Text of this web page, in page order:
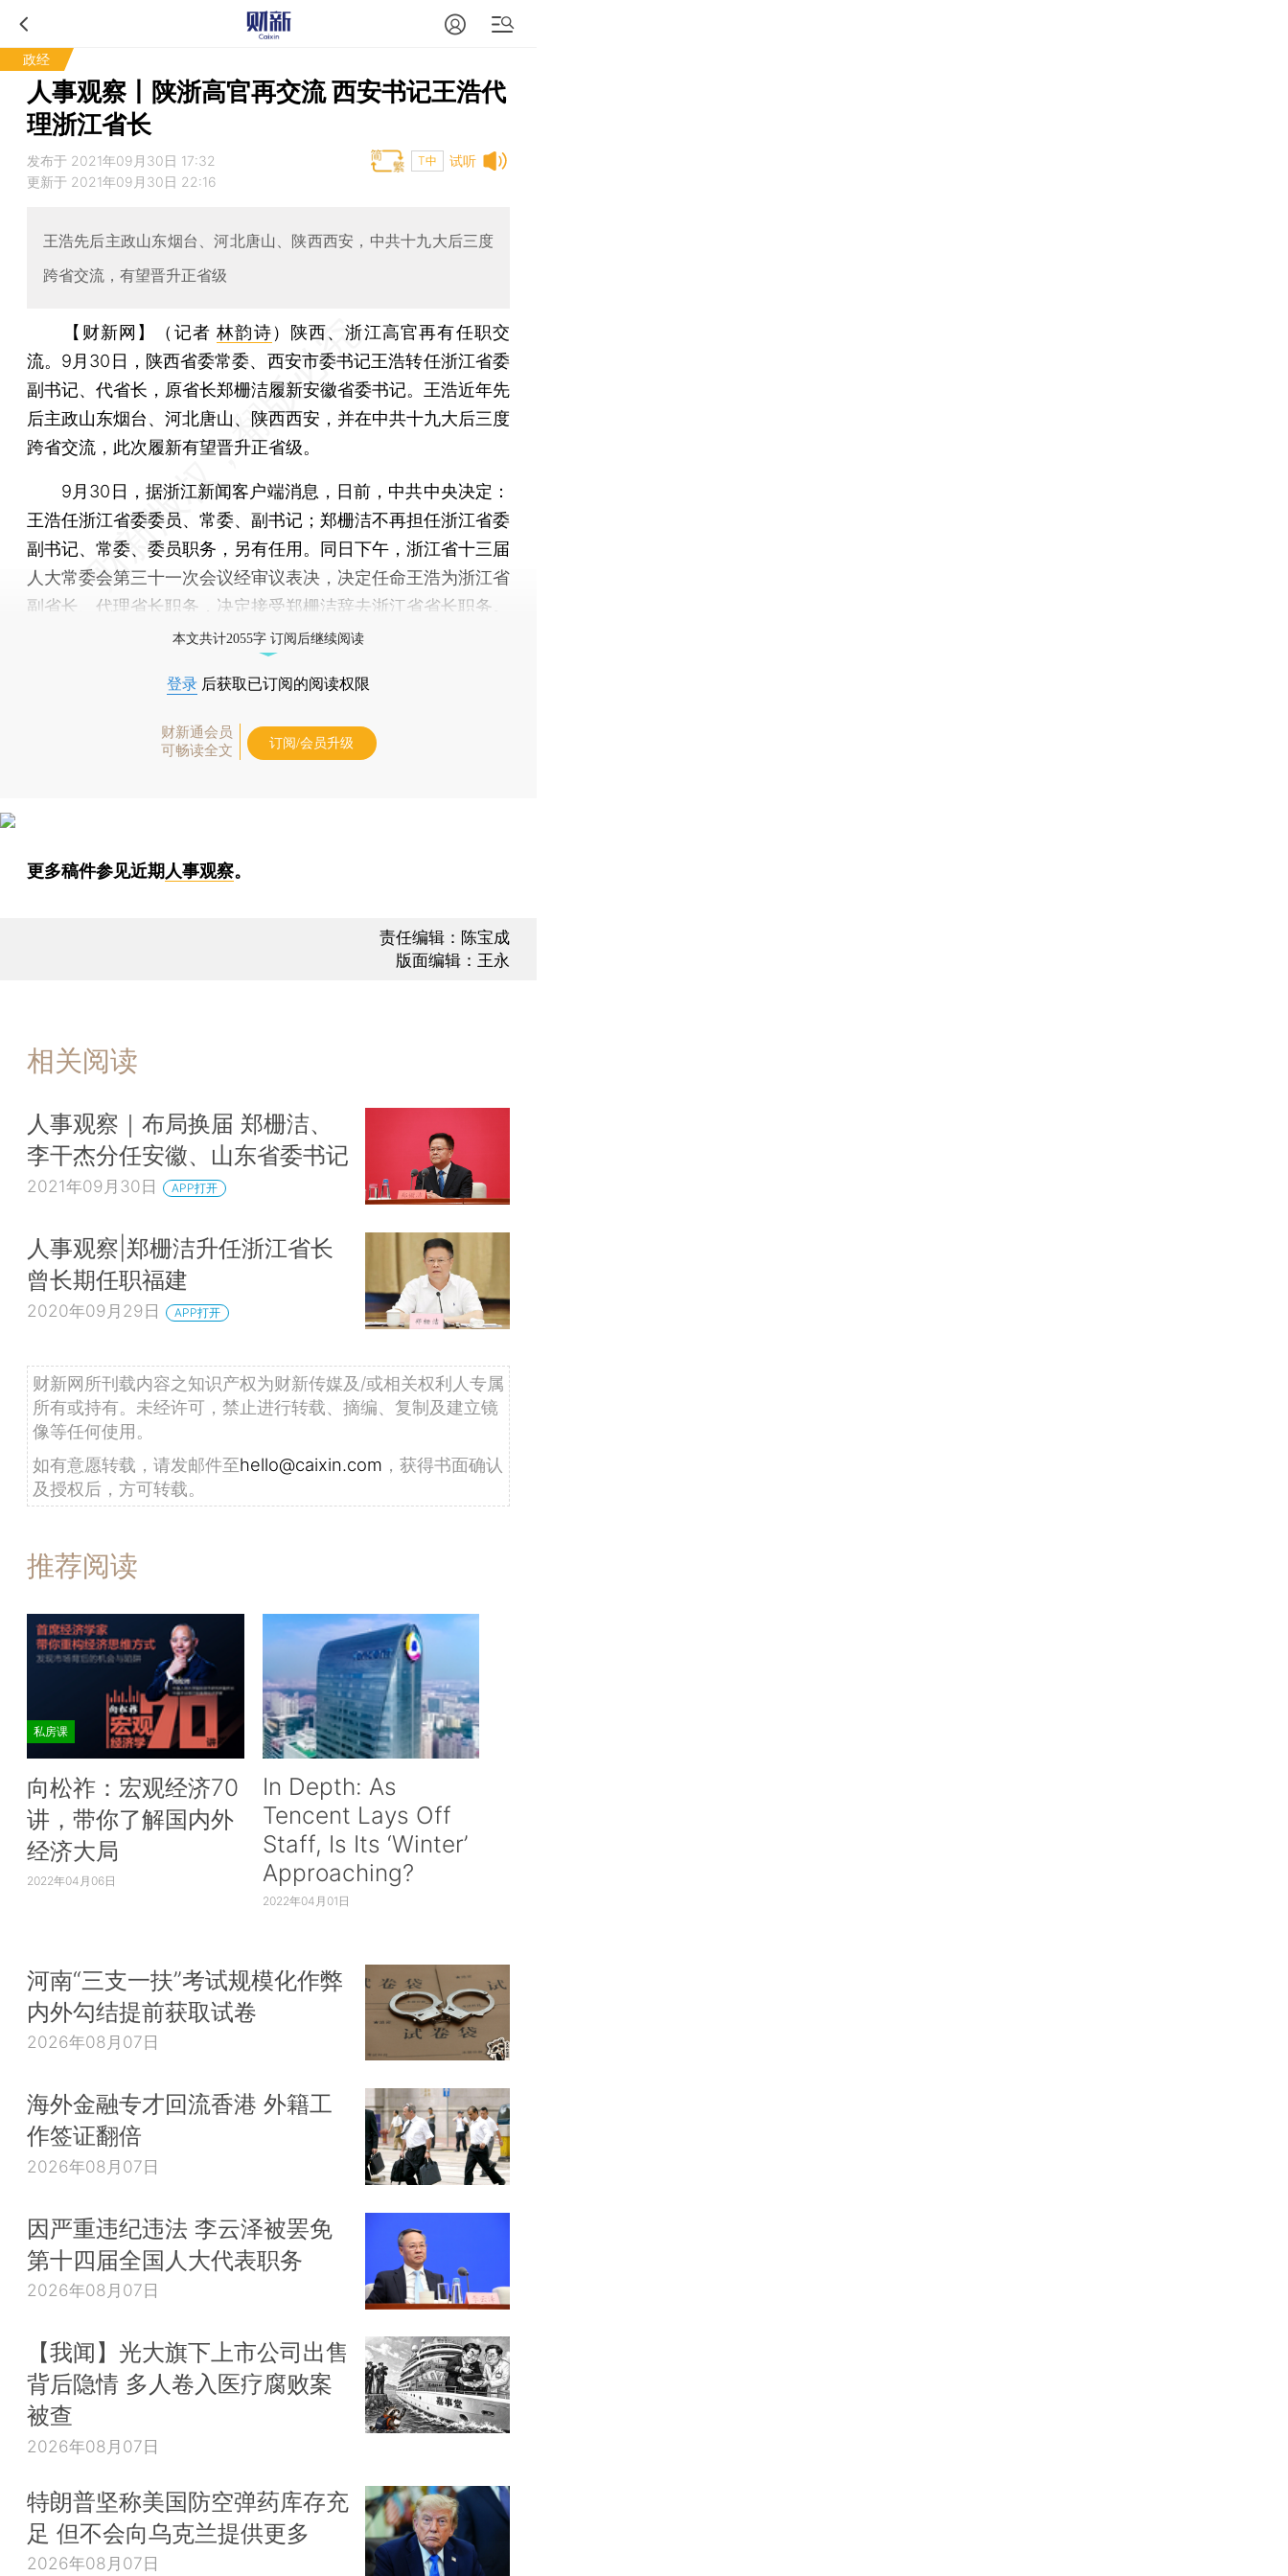
政经
人事观察丨陕浙高官再交流 西安书记王浩代
理浙江省长
试听
发布于 2021年09月30日 17:32
更新于 2021年09月30日 22:16
T中
王浩先后主政山东烟台、河北唐山、陕西西安，中共十九大后三度
跨省交流，有望晋升正省级
【财新网】（记者林韵诗） 陕西、浙江高官再有任职交
流。9月30日，陕西省委常委、西安市委书记王浩转任浙江省委
副书记、代省长，原省长郑栅洁履新安徽省委书记。王浩近年先
后主政山东烟台、河北唐山、陕西西安，并在中共十九大后三度
跨省交流，此次履新有望晋升正省级。
9月30日，据浙江新闻客户端消息，日前，中共中央决定：
王浩任浙江省委委员、常委、副书记；郑栅洁不再担任浙江省委
副书记、常委、委员职务，另有任用。同日下午，浙江省十三届
人大常委会第三十一次会议经审议表决，决定任命王浩为浙江省
副省长、代理省长职务，决定接受郑栅洁辞去浙江省省长职务。
本文共计2055字 订阅后继续阅读
登录 后获取已订阅的阅读权限
财新通会员
可畅读全文
订阅/会员升级
更多稿件参见近期人事观察。
责任编辑：陈宝成
版面编辑：王永
相关阅读
人事观察｜布局换届 郑栅洁、
李干杰分任安徽、山东省委书记
2021年09月30日 APP打开
人事观察|郑栅洁升任浙江省长
曾长期任职福建
2020年09月29日 APP打开
财新网所刊载内容之知识产权为财新传媒及/或相关权利人专属
所有或持有。未经许可，禁止进行转载、摘编、复制及建立镜
像等任何使用。
如有意愿转载，请发邮件至hello@caixin.com ，获得书面确认
及授权后，方可转载。
推荐阅读
私房课
向松祚：宏观经济70
讲，带你了解国内外
经济大局
2022年04月06日
In Depth: As
Tencent Lays Off
Staff, Is Its ‘Winter’
Approaching?
2022年04月01日
河南“三支一扶”考试规模化作弊
内外勾结提前获取试卷
2026年08月07日
海外金融专才回流香港 外籍工
作签证翻倍
2026年08月07日
因严重违纪违法 李云泽被罢免
第十四届全国人大代表职务
2026年08月07日
【我闻】光大旗下上市公司出售
背后隐情 多人卷入医疗腐败案
被查
2026年08月07日
特朗普坚称美国防空弹药库存充
足 但不会向乌克兰提供更多
2026年08月07日